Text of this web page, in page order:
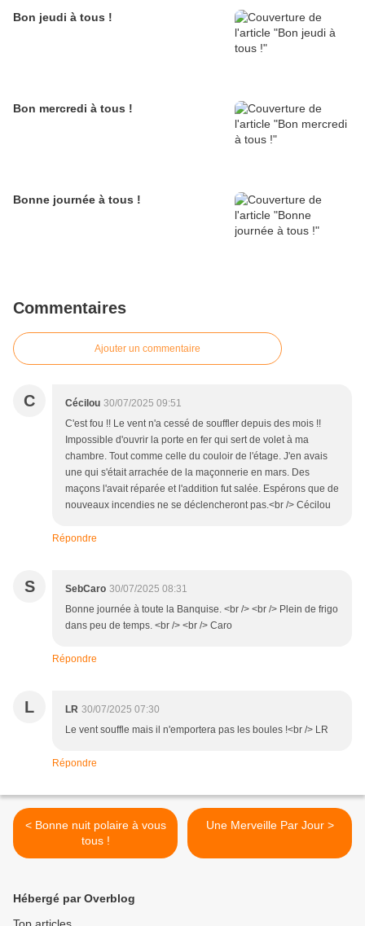
Bon jeudi à tous !
Bon mercredi à tous !
Bonne journée à tous !
Commentaires
Ajouter un commentaire
C Cécilou 30/07/2025 09:51
C'est fou !! Le vent n'a cessé de souffler depuis des mois !!
Impossible d'ouvrir la porte en fer qui sert de volet à ma
chambre. Tout comme celle du couloir de l'étage. J'en avais
une qui s'était arrachée de la maçonnerie en mars. Des
maçons l'avait réparée et l'addition fut salée. Espérons que de
nouveaux incendies ne se déclencheront pas.<br /> Cécilou
Répondre
S SebCaro 30/07/2025 08:31
Bonne journée à toute la Banquise. <br /> <br /> Plein de frigo
dans peu de temps. <br /> <br /> Caro
Répondre
L LR 30/07/2025 07:30
Le vent souffle mais il n'emportera pas les boules !<br /> LR
Répondre
< Bonne nuit polaire à vous
tous !
Une Merveille Par Jour >
Hébergé par Overblog